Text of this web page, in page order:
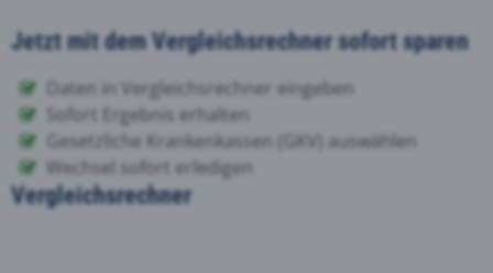
Jetzt mit dem Vergleichsrechner sofort sparen
Daten in Vergleichsrechner eingeben
Sofort Ergebnis erhalten
Gesetzliche Krankenkassen (GKV) auswählen
Wechsel sofort erledigen
Vergleichsrechner